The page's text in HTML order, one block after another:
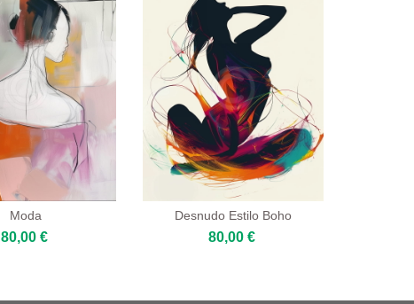
Moda
80,00 €
Desnudo Estilo Boho
80,00 €